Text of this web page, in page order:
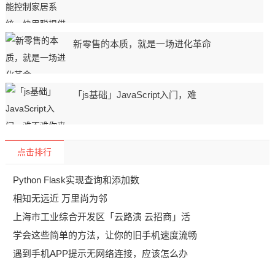
新零售的本质，就是一场进化革命
「js基础」JavaScript入门，难
点击排行
Python Flask实现查询和添加数
相知无远近 万里尚为邻
上海市工业综合开发区「云路演 云招商」活
学会这些简单的方法，让你的旧手机速度流畅
遇到手机APP提示无网络连接，应该怎么办